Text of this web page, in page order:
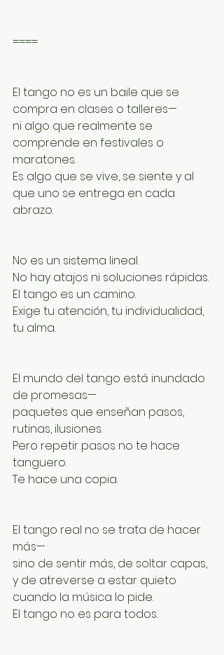
====
El tango no es un baile que se
compra en clases o talleres—
ni algo que realmente se
comprende en festivales o
maratones.
Es algo que se vive, se siente y al
que uno se entrega en cada
abrazo.
No es un sistema lineal.
No hay atajos ni soluciones rápidas.
El tango es un camino.
Exige tu atención, tu individualidad,
tu alma.
El mundo del tango está inundado
de promesas—
paquetes que enseñan pasos,
rutinas, ilusiones.
Pero repetir pasos no te hace
tanguero.
Te hace una copia.
El tango real no se trata de hacer
más—
sino de sentir más, de soltar capas,
y de atreverse a estar quieto
cuando la música lo pide.
El tango no es para todos.